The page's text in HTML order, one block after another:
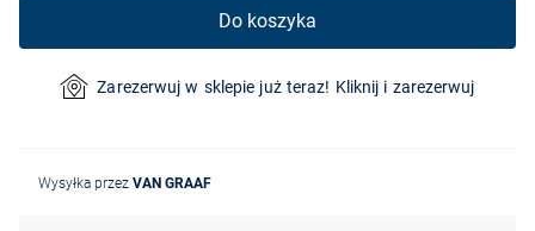
Do koszyka
Zarezerwuj w sklepie już teraz! Kliknij i zarezerwuj
Wysyłka przez VAN GRAAF